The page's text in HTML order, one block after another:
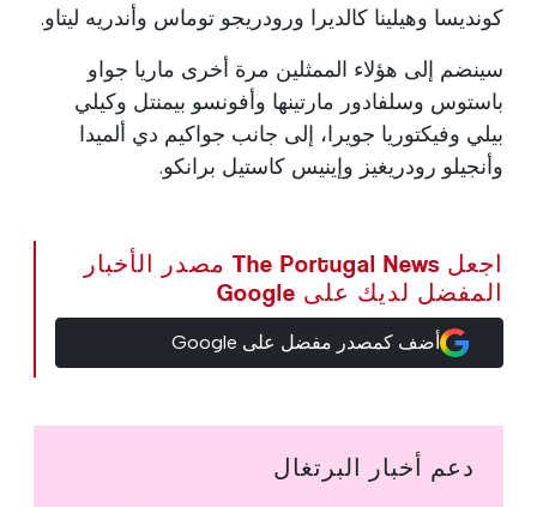
كونديسا وهيلينا كالديرا ورودريجو توماس وأندريه ليتاو.
سينضم إلى هؤلاء الممثلين مرة أخرى ماريا جواو
باستوس وسلفادور مارتينها وأفونسو بيمنتل وكيلي
بيلي وفيكتوريا جويرا، إلى جانب جواكيم دي ألميدا
وأنجيلو رودريغيز وإينيس كاستيل برانكو.
اجعل The Portugal News مصدر الأخبار
المفضل لديك على Google
أضف كمصدر مفضل على Google
دعم أخبار البرتغال